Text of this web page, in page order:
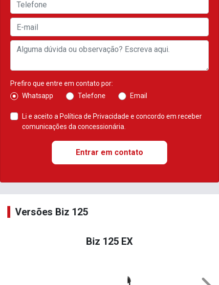
Prefiro que entre em contato por:
Whatsapp
Telefone Email
Li e aceito a Política de Privacidade e concordo em receber
comunicações da concessionária.
Entrar em contato
Versões Biz 125
Biz 125 EX